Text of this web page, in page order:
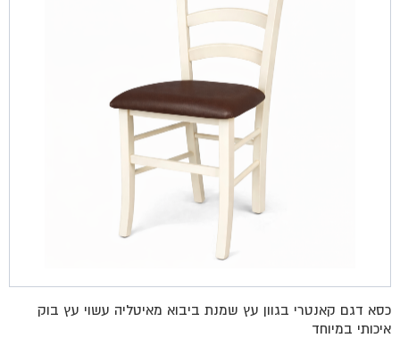
כסא דגם קאנטרי בגוון עץ שמנת ביבוא מאיטליה עשוי עץ בוק
איכותי במיוחד